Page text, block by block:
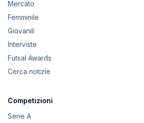
Mercato
Femminile
Giovanili
Interviste
Futsal Awards
Cerca notizie
Competizioni
Serie A